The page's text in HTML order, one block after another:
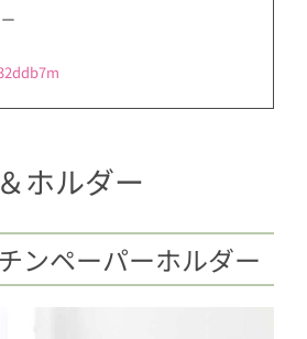
ホルダー
ンペーパーホルダー